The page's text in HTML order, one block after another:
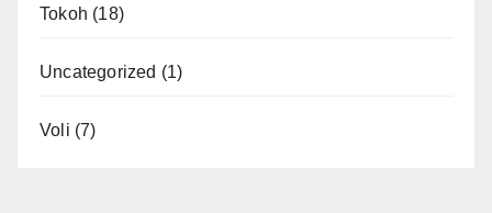
Tokoh (18)
Uncategorized (1)
Voli (7)